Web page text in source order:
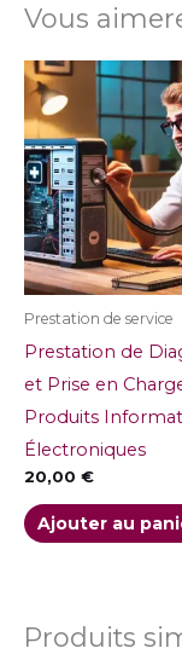
Vous
Prestation de service
Prestation de
et Prise en
Produits
Électroniques
20,00 €
Ajouter au
Produits